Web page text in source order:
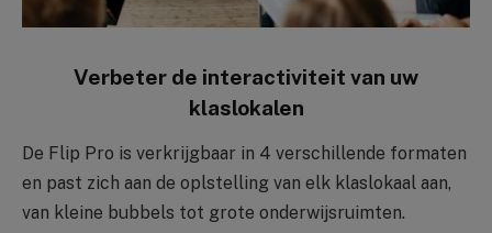
Verbeter de interactiviteit van uw
klaslokalen
De Flip Pro is verkrijgbaar in 4 verschillende formaten
en past zich aan de oplstelling van elk klaslokaal aan,
van kleine bubbels tot grote onderwijsruimten.